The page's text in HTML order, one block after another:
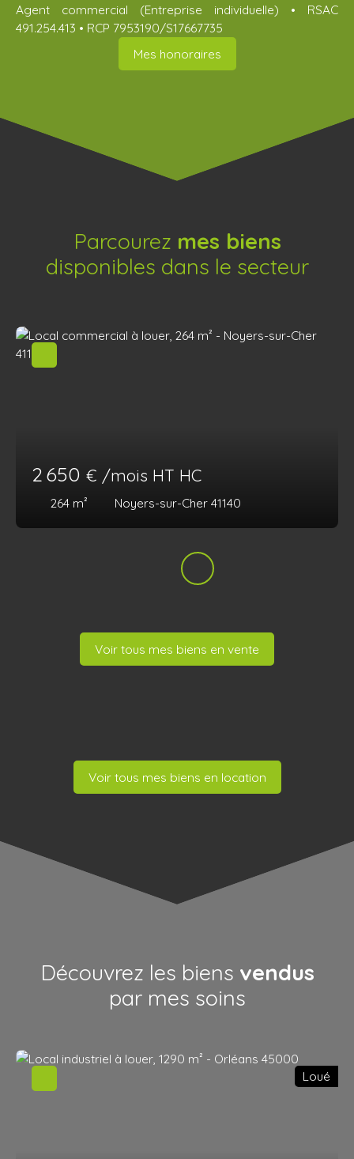
Agent commercial (Entreprise individuelle) • RSAC
491.254.413 • RCP 7953190/S17667735
Mes honoraires
Parcourez mes biens
disponibles dans le secteur
2 650 € /mois HT HC
264 m² Noyers-sur-Cher 41140
Voir tous mes biens en vente
Voir tous mes biens en location
Découvrez les biens vendus
par mes soins
Loué